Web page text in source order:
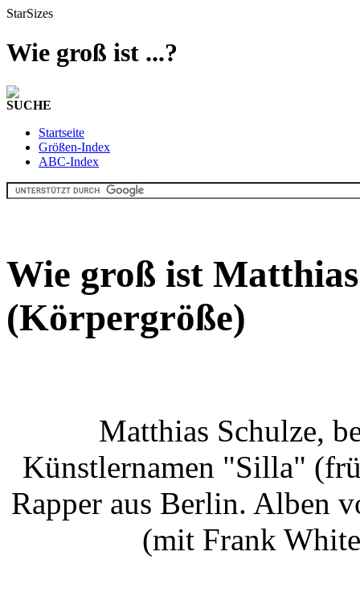
StarSizes
Wie groß ist ...?
SUCHE
Startseite
Größen-Index
ABC-Index
Wie groß ist
(Körpergröße)
Matthias Schulze,
Künstlernamen "Silla"
Rapper aus Berlin. Alben
(mit Frank